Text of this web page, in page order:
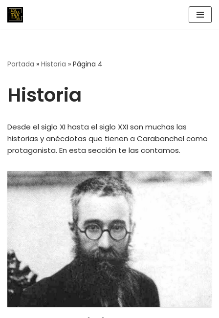
Portada » Historia » Página 4
Historia
Desde el siglo XI hasta el siglo XXI son muchas las
historias y anécdotas que tienen a Carabanchel como
protagonista. En esta sección te las contamos.